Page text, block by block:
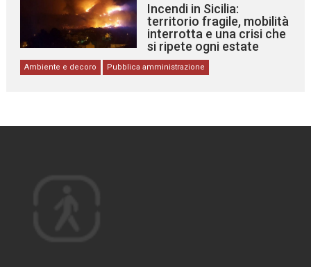
Incendi in Sicilia:
territorio fragile, mobilità
interrotta e una crisi che
si ripete ogni estate
Ambiente e decoro Pubblica amministrazione